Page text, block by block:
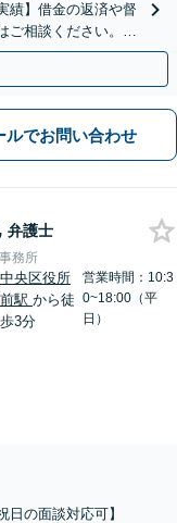
績】借金の返済や督
ご相談ください。ベ
ルでお問い合わせ
弁護士
務所
中央区役所
前駅 から徒
歩3分
営業時間：10:3
0~18:00（平
日）
日の面談対応可】